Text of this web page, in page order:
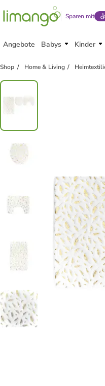
Sparen mit
Angebote Babys Kinder
Shop Home & Living